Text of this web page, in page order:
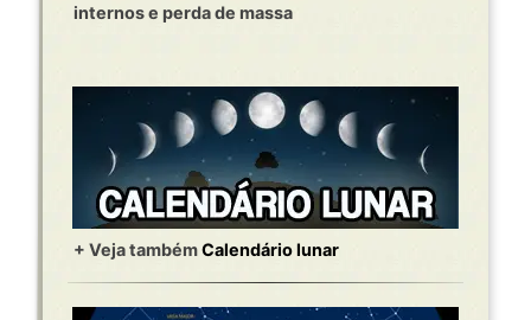
internos e perda de massa
+ Veja tambémCalendário lunar